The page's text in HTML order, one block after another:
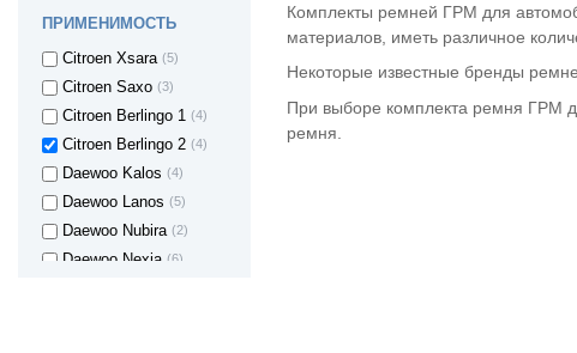
ПРИМЕНИМОСТЬ
Citroen C4 (2)
Citroen Xsara (5)
Citroen Saxo (3)
Citroen Berlingo 1 (4)
Citroen Berlingo 2 (4)
Daewoo Kalos (4)
Daewoo Lanos (5)
Daewoo Nubira (2)
Daewoo Nexia (6)
Комплекты ремней ГРМ для
материалов, иметь различное
Некоторые известные бренды
При выборе комплекта ремня ГРМ
ремня.